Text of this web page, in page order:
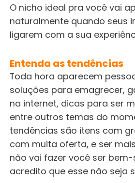
O nicho ideal pra você vai
naturalmente quando seus
ligarem com a sua
Entenda as tendências
Toda hora aparecem
soluções para emagrecer,
na internet, dicas para ser
entre outros temas do
tendências são itens com
com muita oferta, e ser
não vai fazer você ser
acredito que esse não seja